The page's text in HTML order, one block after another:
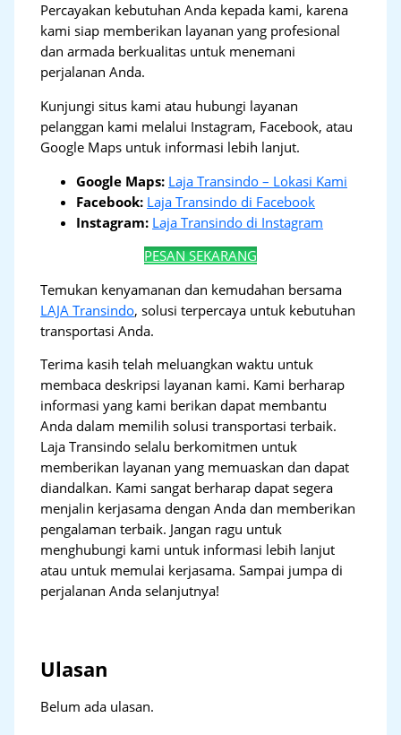
Percayakan kebutuhan Anda kepada kami, karena
kami siap memberikan layanan yang profesional
dan armada berkualitas untuk menemani
perjalanan Anda.
Kunjungi situs kami atau hubungi layanan
pelanggan kami melalui Instagram, Facebook, atau
Google Maps untuk informasi lebih lanjut.
Google Maps: Laja Transindo – Lokasi Kami
Facebook: Laja Transindo di Facebook
Instagram: Laja Transindo di Instagram
PESAN SEKARANG
Temukan kenyamanan dan kemudahan bersama
LAJA Transindo, solusi terpercaya untuk kebutuhan
transportasi Anda.
Terima kasih telah meluangkan waktu untuk
membaca deskripsi layanan kami. Kami berharap
informasi yang kami berikan dapat membantu
Anda dalam memilih solusi transportasi terbaik.
Laja Transindo selalu berkomitmen untuk
memberikan layanan yang memuaskan dan dapat
diandalkan. Kami sangat berharap dapat segera
menjalin kerjasama dengan Anda dan memberikan
pengalaman terbaik. Jangan ragu untuk
menghubungi kami untuk informasi lebih lanjut
atau untuk memulai kerjasama. Sampai jumpa di
perjalanan Anda selanjutnya!
Ulasan
Belum ada ulasan.